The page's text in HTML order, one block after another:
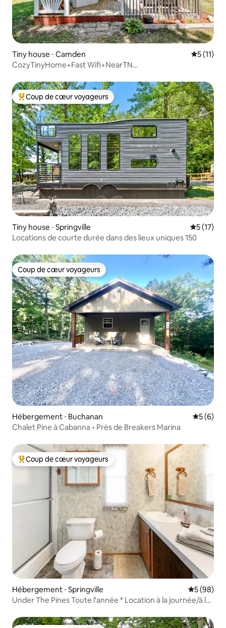
Tiny house ⋅ Camden
5 (11)
CozyTinyHome+Fast Wifi+NearTN
Coups de cœur voyageurs les plus appréciés
Coup de cœur voyageurs
Tiny house ⋅ Springville
5 (17)
Locations de courte durée dans des lieux uniques 150
Coup de cœur voyageurs
Coup de cœur voyageurs
Hébergement ⋅ Buchanan
5 (6)
Chalet Pine à Cabanna • Près de Breakers Marina
Coups de cœur voyageurs les plus appréciés
Coup de cœur voyageurs
Hébergement ⋅ Springville
5 (98)
Under The Pines Toute l'année * Location à la journée/à la